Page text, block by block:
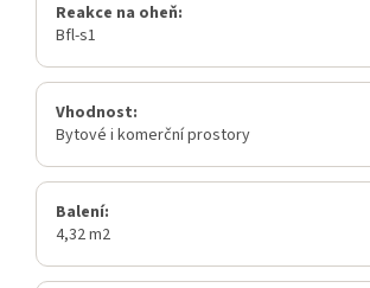
Reakce na oheň:
Bfl-s1
Vhodnost:
Bytové i komerční prostory
Balení:
4,32 m2